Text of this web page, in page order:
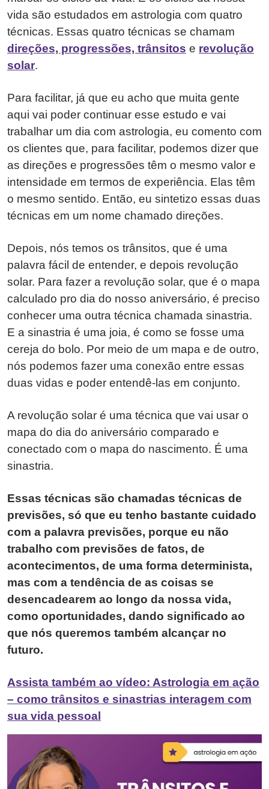
vida são estudados em astrologia com quatro
técnicas. Essas quatro técnicas se chamam
direções, progressões, trânsitos e revolução
solar.
Para facilitar, já que eu acho que muita gente
aqui vai poder continuar esse estudo e vai
trabalhar um dia com astrologia, eu comento com
os clientes que, para facilitar, podemos dizer que
as direções e progressões têm o mesmo valor e
intensidade em termos de experiência. Elas têm
o mesmo sentido. Então, eu sintetizo essas duas
técnicas em um nome chamado direções.
Depois, nós temos os trânsitos, que é uma
palavra fácil de entender, e depois revolução
solar. Para fazer a revolução solar, que é o mapa
calculado pro dia do nosso aniversário, é preciso
conhecer uma outra técnica chamada sinastria.
E a sinastria é uma joia, é como se fosse uma
cereja do bolo. Por meio de um mapa e de outro,
nós podemos fazer uma conexão entre essas
duas vidas e poder entendê-las em conjunto.
A revolução solar é uma técnica que vai usar o
mapa do dia do aniversário comparado e
conectado com o mapa do nascimento. É uma
sinastria.
Essas técnicas são chamadas técnicas de
previsões, só que eu tenho bastante cuidado
com a palavra previsões, porque eu não
trabalho com previsões de fatos, de
acontecimentos, de uma forma determinista,
mas com a tendência de as coisas se
desencadearem ao longo da nossa vida,
como oportunidades, dando significado ao
que nós queremos também alcançar no
futuro.
Assista também ao vídeo: Astrologia em ação
– como trânsitos e sinastrias interagem com
sua vida pessoal